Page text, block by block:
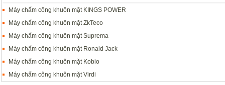
Máy chấm công khuôn mặt KINGS POWER
Máy chấm công khuôn mặt ZkTeco
Máy chấm công khuôn mặt Suprema
Máy chấm công khuôn mặt Ronald Jack
Máy chấm công khuôn mặt Kobio
Máy chấm công khuôn mặt Virdi